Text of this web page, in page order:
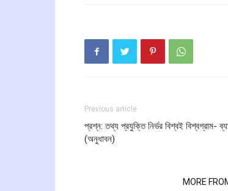
Previous article
প্রশ্ন: তথ্য প্রযুক্তি নির্ভর বিশ্বই বিশ্বগ্রাম-
(অনুধাবন)
MORE